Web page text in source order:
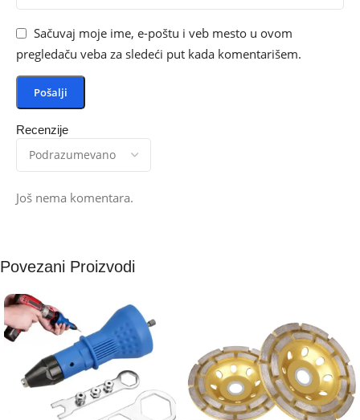
Recenzije
Još nema komentara.
Sačuvaj moje ime, e-poštu i veb mesto u ovom
pregledaču veba za sledeći put kada komentarišem.
Povezani Proizvodi